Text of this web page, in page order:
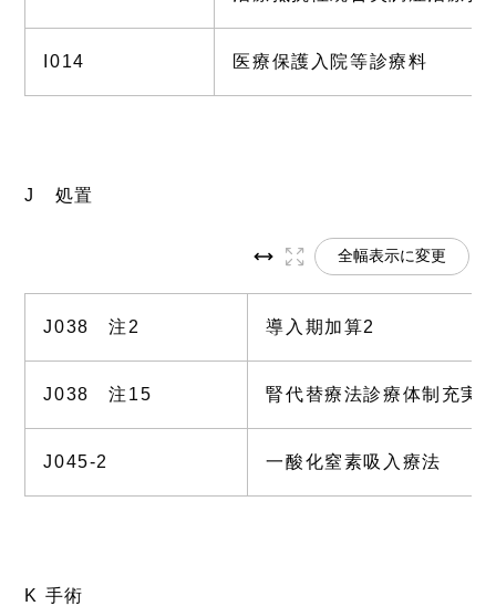
I014 医療保護入院等診療料
J 処置
全幅表示に変更
J038 注2 導入期加算2
J038 注15 腎代替療法診療体制充実
J045-2 一酸化窒素吸入療法
K 手術